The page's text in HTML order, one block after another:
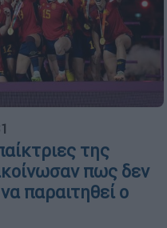
της
πως δεν
παραιτηθεί ο